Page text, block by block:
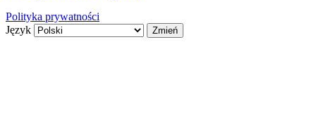
Polityka prywatności
Język